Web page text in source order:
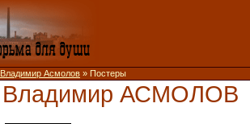
Владимир Асмолов » Постеры
Владимир АСМОЛОВ